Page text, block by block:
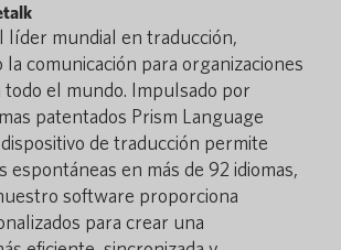
líder mundial en traducción,
comunicación para organizaciones
todo el mundo. Impulsado por
patentados Prism Language
de traducción permite
espontáneas en más de 92 idiomas,
software proporciona
para crear una